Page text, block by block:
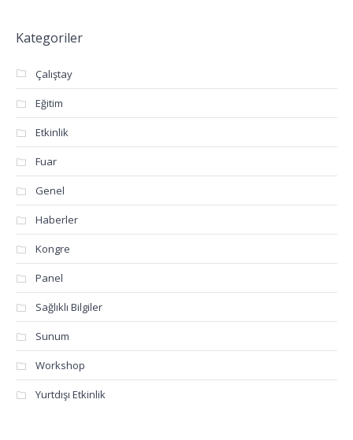
Kategoriler
Çalıştay
Eğitim
Etkinlik
Fuar
Genel
Haberler
Kongre
Panel
Sağlıklı Bilgiler
Sunum
Workshop
Yurtdışı Etkinlik